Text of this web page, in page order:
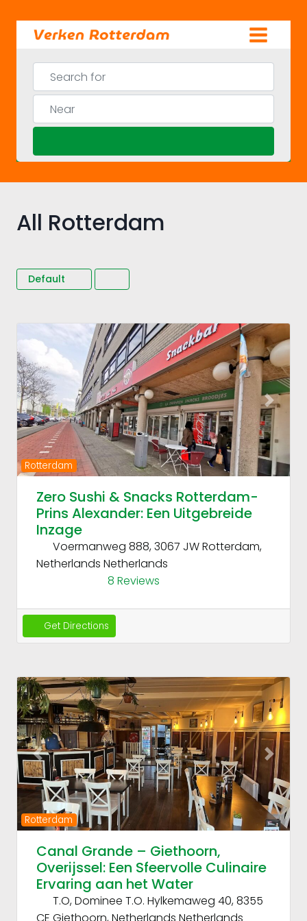
content
Search for
Near
All Rotterdam
Default
Rotterdam
Previous Next
Zero Sushi & Snacks Rotterdam-
Prins Alexander: Een Uitgebreide
Inzage
Voermanweg 888, 3067 JW Rotterdam,
Netherlands Netherlands
8 Reviews
Get Directions
Rotterdam
Previous Next
Canal Grande – Giethoorn,
Overijssel: Een Sfeervolle Culinaire
Ervaring aan het Water
T.O, Dominee T.O. Hylkemaweg 40, 8355